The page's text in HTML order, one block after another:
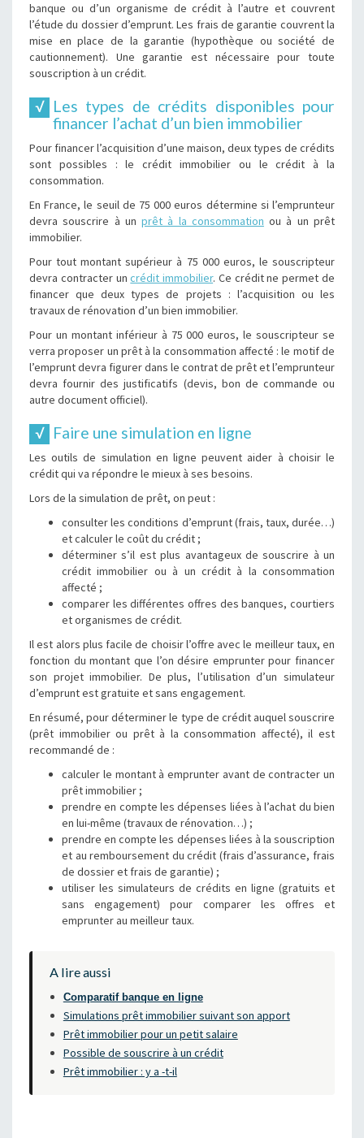
banque ou d’un organisme de crédit à l’autre et couvrent
l’étude du dossier d’emprunt. Les frais de garantie couvrent la
mise en place de la garantie (hypothèque ou société de
cautionnement). Une garantie est nécessaire pour toute
souscription à un crédit.
Les types de crédits disponibles pour
financer l’achat d’un bien immobilier
Pour financer l’acquisition d’une maison, deux types de crédits
sont possibles : le crédit immobilier ou le crédit à la
consommation.
En France, le seuil de 75 000 euros détermine si l’emprunteur
devra souscrire à unprêt à la consommation ou à un prêt
immobilier.
Pour tout montant supérieur à 75 000 euros, le souscripteur
devra contracter uncrédit immobilier. Ce crédit ne permet de
financer que deux types de projets : l’acquisition ou les
travaux de rénovation d’un bien immobilier.
Pour un montant inférieur à 75 000 euros, le souscripteur se
verra proposer un prêt à la consommation affecté : le motif de
l’emprunt devra figurer dans le contrat de prêt et l’emprunteur
devra fournir des justificatifs (devis, bon de commande ou
autre document officiel).
Faire une simulation en ligne
Les outils de simulation en ligne peuvent aider à choisir le
crédit qui va répondre le mieux à ses besoins.
Lors de la simulation de prêt, on peut :
consulter les conditions d’emprunt (frais, taux, durée…)
et calculer le coût du crédit ;
déterminer s’il est plus avantageux de souscrire à un
crédit immobilier ou à un crédit à la consommation
affecté ;
comparer les différentes offres des banques, courtiers
et organismes de crédit.
Il est alors plus facile de choisir l’offre avec le meilleur taux, en
fonction du montant que l’on désire emprunter pour financer
son projet immobilier. De plus, l’utilisation d’un simulateur
d’emprunt est gratuite et sans engagement.
En résumé, pour déterminer le type de crédit auquel souscrire
(prêt immobilier ou prêt à la consommation affecté), il est
recommandé de :
calculer le montant à emprunter avant de contracter un
prêt immobilier ;
prendre en compte les dépenses liées à l’achat du bien
en lui-même (travaux de rénovation…) ;
prendre en compte les dépenses liées à la souscription
et au remboursement du crédit (frais d’assurance, frais
de dossier et frais de garantie) ;
utiliser les simulateurs de crédits en ligne (gratuits et
sans engagement) pour comparer les offres et
emprunter au meilleur taux.
A lire aussi
Comparatif banque en ligne
Simulations prêt immobilier suivant son apport
Prêt immobilier pour un petit salaire
Possible de souscrire à un crédit
Prêt immobilier : y a -t-il